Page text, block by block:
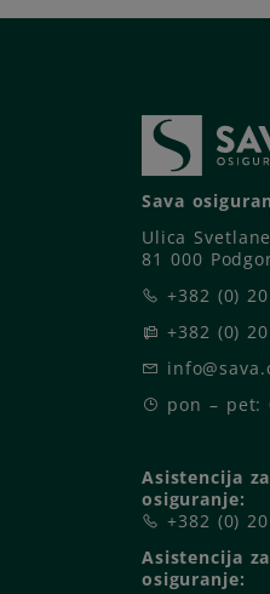
Sava
Ulica
81 000
+382 (0)
+382 (0)
pon – pet:
Asistencija
osiguranje:
+382 (0)
Asistencija
osiguranje: